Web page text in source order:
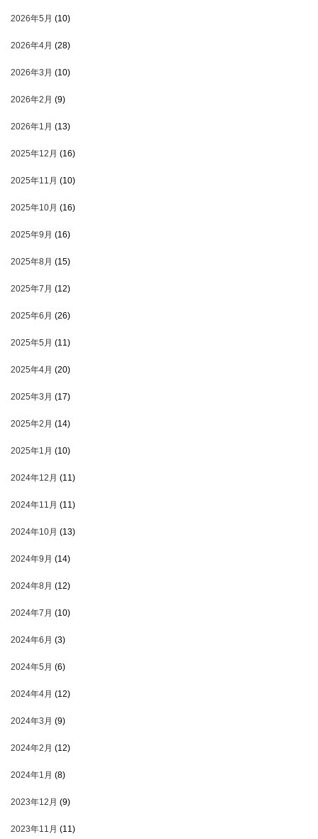
2026年5月 (10)
2026年4月 (28)
2026年3月 (10)
2026年2月 (9)
2026年1月 (13)
2025年12月 (16)
2025年11月 (10)
2025年10月 (16)
2025年9月 (16)
2025年8月 (15)
2025年7月 (12)
2025年6月 (26)
2025年5月 (11)
2025年4月 (20)
2025年3月 (17)
2025年2月 (14)
2025年1月 (10)
2024年12月 (11)
2024年11月 (11)
2024年10月 (13)
2024年9月 (14)
2024年8月 (12)
2024年7月 (10)
2024年6月 (3)
2024年5月 (6)
2024年4月 (12)
2024年3月 (9)
2024年2月 (12)
2024年1月 (8)
2023年12月 (9)
2023年11月 (11)